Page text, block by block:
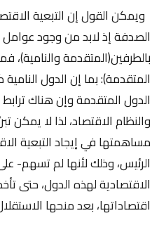
ويمكن القول إن التبعية
الصدفة إذ لابد من وجود
بالطرفين(المتقدمة
المتقدمة): بما إن الدول
الدول المتقدمة وإن هناك
والنظام الاقتصاد، لذا لا يمكن
مساهمتها في إيجاد التبعية
الرئيس، وذلك لأنها لم تسهم-
الاقتصادية لهذه الدول، حتى
اقتصاداتها، بعد منحها